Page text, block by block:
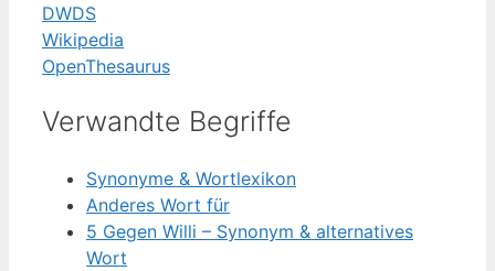
DWDS
Wikipedia
OpenThesaurus
Verwandte Begriffe
Synonyme & Wortlexikon
Anderes Wort für
5 Gegen Willi – Synonym & alternatives
Wort